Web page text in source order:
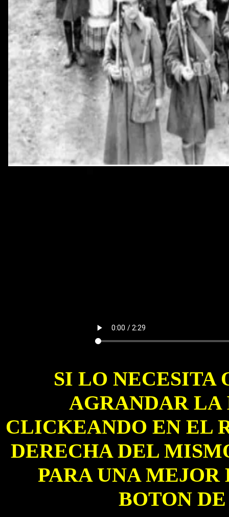
SI LO NECESITA
AGRANDAR
CLICKEANDO EN EL
DERECHA DEL
PARA UNA
BOTON